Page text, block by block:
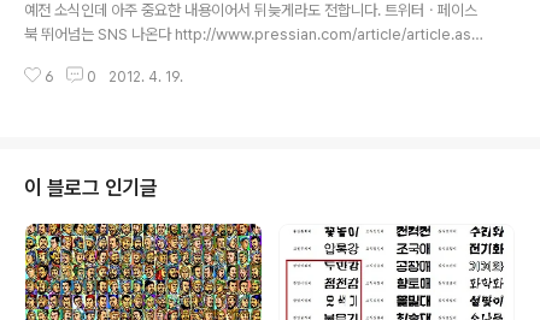
예전 소식인데 아주 중요한 내용이어서 뒤늦게라도 전합니다. 트위터ㆍ페이스
북 뛰어넘는 SNS 나온다 http://www.pressian.com/article/article.as
보를 폭로해 주목을 받아온 위키리크스가 전 세계 활동가들이 공유할 수 있는
위키리크스가 '글로벌 스퀘어'(Global Square)라는 이름의 SNS를 준비하고
있다고 밝혔다. 3월에 첫 버전을 선보이고,..
6 0 2012. 4. 19.
이 블로그 인기글